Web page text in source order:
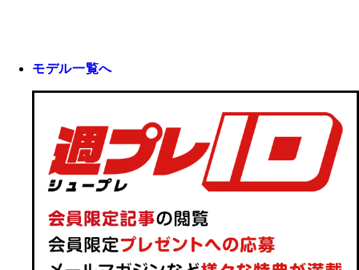
モデル一覧へ